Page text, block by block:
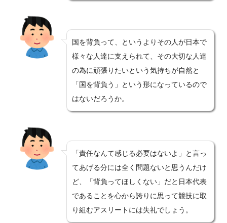
国を背負って、というよりその人が日本で
様々な人達に支えられて、その大切な人達
の為に頑張りたいという気持ちが自然と
「国を背負う」という形になっているので
はないだろうか。
「責任なんて感じる必要はないよ」と言っ
てあげる分には全く問題ないと思うんだけ
ど、「背負ってほしくない」だと日本代表
であることを心から誇りに思って競技に取
り組むアスリートには失礼でしょう。